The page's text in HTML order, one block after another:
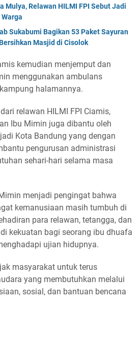
Mulya, Relawan HILMI FPI Sebut Jadi
Sukabumi Bagikan 53 Paket Sayuran
Masjid di Cisolok
kemudian menjemput dan
menggunakan ambulans
halamannya.
relawan HILMI FPI Ciamis,
Ibu Mimin juga dibantu oleh
Kota Bandung yang dengan
pengurusan administrasi
sehari-hari selama masa
menjadi pengingat bahwa
kemanusiaan masih tumbuh di
para relawan, tetangga, dan
kekuatan bagi seorang ibu dhuafa
ujian hidupnya.
masyarakat untuk terus
yang membutuhkan melalui
sosial, dan bantuan bencana